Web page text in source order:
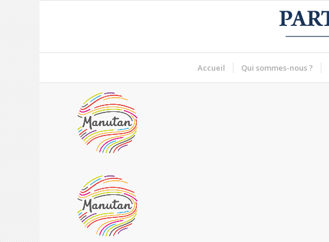
Accueil Qui sommes-nous ?